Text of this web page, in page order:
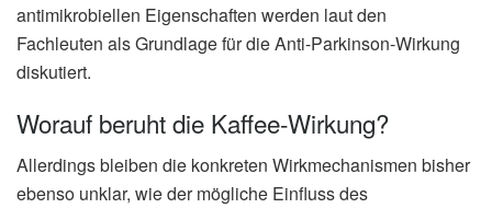
antimikrobiellen Eigenschaften werden laut den
Fachleuten als Grundlage für die Anti-Parkinson-Wirkung
diskutiert.
Worauf beruht die Kaffee-Wirkung?
Allerdings bleiben die konkreten Wirkmechanismen bisher
ebenso unklar, wie der mögliche Einfluss des